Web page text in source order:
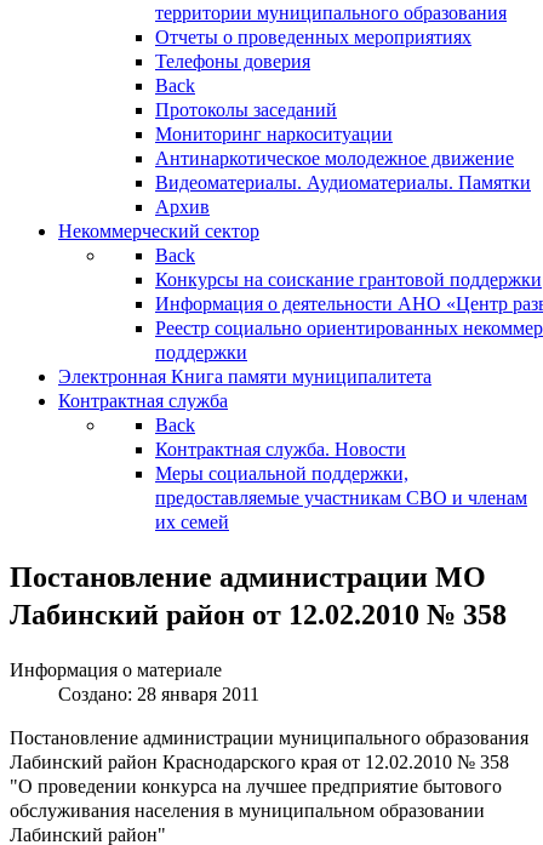
территории муниципального образования
Отчеты о проведенных мероприятиях
Телефоны доверия
Back
Протоколы заседаний
Мониторинг наркоситуации
Антинаркотическое молодежное движение
Видеоматериалы. Аудиоматериалы. Памятки
Архив
Некоммерческий сектор
Back
Конкурсы на соискание грантовой поддержки
Информация о деятельности АНО «Центр
Реестр социально ориентированных
поддержки
Электронная Книга памяти муниципалитета
Контрактная служба
Back
Контрактная служба. Новости
Меры социальной поддержки,
предоставляемые участникам СВО и членам
их семей
Постановление администрации МО
Лабинский район от 12.02.2010 № 358
Информация о материале
Создано: 28 января 2011
Постановление администрации муниципального образования
Лабинский район Краснодарского края от 12.02.2010 № 358
"О проведении конкурса на лучшее предприятие бытового
обслуживания населения в муниципальном образовании
Лабинский район"